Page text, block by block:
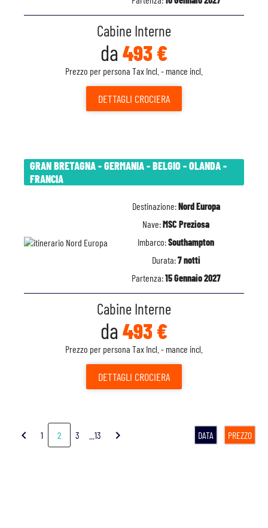
Cabine Interne
da 493 €
Prezzo per persona Tax Incl. - mance incl.
DETTAGLI CROCIERA
GRAN BRETAGNA - GERMANIA - BELGIO - OLANDA -
FRANCIA
Destinazione:Nord Europa
Nave:MSC Preziosa
Imbarco:Southampton
Durata:7 notti
Partenza:15 Gennaio 2027
Cabine Interne
da 493 €
Prezzo per persona Tax Incl. - mance incl.
DETTAGLI CROCIERA
chevron_left 1 2 3 ...13 chevron_right DATA PREZZO